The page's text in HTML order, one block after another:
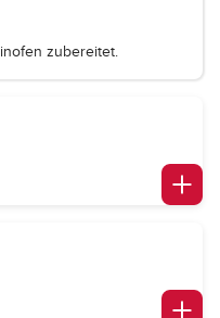
zubereitet.